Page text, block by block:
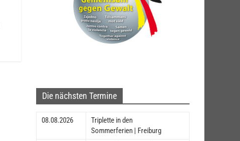
Die nächsten Termine
08.08.2026
Triplette in den
Sommerferien | Freiburg